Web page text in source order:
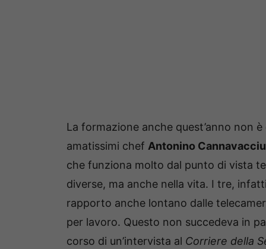
La formazione anche quest’anno non
amatissimi chef Antonino
che funziona molto dal punto di vista
diverse, ma anche nella vita. I tre,
rapporto anche lontano dalle
per lavoro. Questo non succedeva in
corso di un’intervista al Corriere della